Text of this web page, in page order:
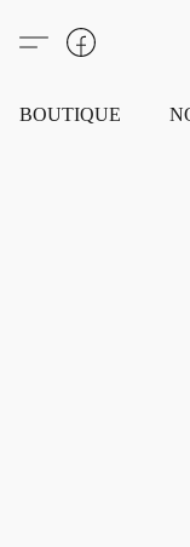
BOUTIQUE